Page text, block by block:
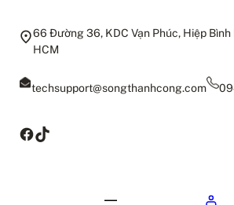
66 Đường 36, KDC Vạn Phúc, Hiệp
HCM
techsupport@songthanhcong.com
Facebook
TikTok